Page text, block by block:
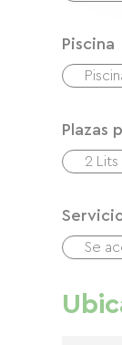
Piscina
Plazas
2
Se